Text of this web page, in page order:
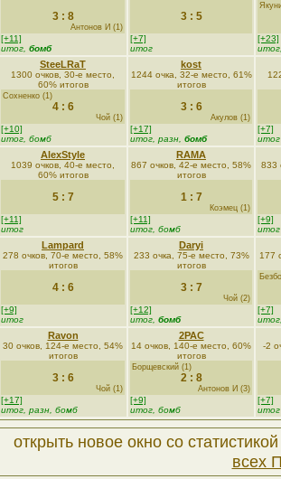
3 : 8
Антонов И (1)
[+11]
итог, бомб
3 : 5
[+7]
итог
[+23]
SteeLRaT
1300 очков, 30-е место,
60% итогов
Сохненко (1)
4 : 6
Чой (1)
[+10]
итог, бомб
kost
1244 очка, 32-е место, 61%
итогов
3 : 6
Акулов (1)
[+17]
итог, разн, бомб
[+7]
итог
AlexStyle
1039 очков, 40-е место,
60% итогов
5 : 7
[+11]
итог
RAMA
867 очков, 42-е место, 58%
итогов
1 : 7
Коэмец (1)
[+11]
итог, бомб
833
[+9]
итог
Lampard
278 очков, 70-е место, 58%
итогов
4 : 6
[+9]
итог
Daryi
233 очка, 75-е место, 73%
итогов
3 : 7
Чой (2)
[+12]
итог, бомб
177
[+7]
Ravon
30 очков, 124-е место, 54%
итогов
3 : 6
Чой (1)
[+17]
итог, разн, бомб
2PAC
14 очков, 140-е место, 60%
итогов
Борщевский (1)
2 : 8
Антонов И (3)
[+9]
итог, бомб
-2
[+7]
итог
открыть новое окно со
всех